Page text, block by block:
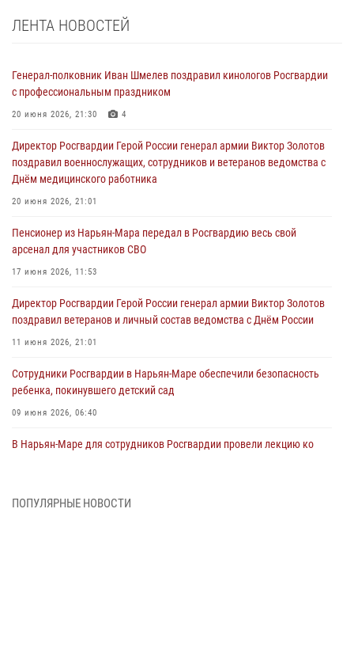
ЛЕНТА НОВОСТЕЙ
Генерал-полковник Иван Шмелев поздравил кинологов Росгвардии
с профессиональным праздником
20 июня 2026, 21:30 4
Директор Росгвардии Герой России генерал армии Виктор Золотов
поздравил военнослужащих, сотрудников и ветеранов ведомства с
Днём медицинского работника
20 июня 2026, 21:01
Пенсионер из Нарьян-Мара передал в Росгвардию весь свой
арсенал для участников СВО
17 июня 2026, 11:53
Директор Росгвардии Герой России генерал армии Виктор Золотов
поздравил ветеранов и личный состав ведомства с Днём России
11 июня 2026, 21:01
Сотрудники Росгвардии в Нарьян-Маре обеспечили безопасность
ребенка, покинувшего детский сад
09 июня 2026, 06:40
В Нарьян-Маре для сотрудников Росгвардии провели лекцию ко
ПОПУЛЯРНЫЕ НОВОСТИ